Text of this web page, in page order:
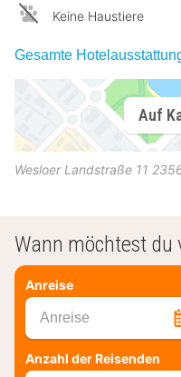
Keine Haustiere
Gesamte
Auf
Wesloer Landstraße 11
Wann möchtest du
Anreise
Anreise
Anzahl der Reisenden